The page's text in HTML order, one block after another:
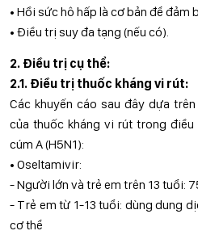
• Hồi sức hô hấp là cơ bản để đảm
• Điều trị suy đa tạng (nếu có).
2. Điều trị cụ thể:
2.1. Điều trị thuốc kháng vi rút:
Các khuyến cáo sau đây dựa
của thuốc kháng vi rút trong điều
cúm A (H5N1):
• Oseltamivir:
- Người lớn và trẻ em trên 13 tuổi:
- Trẻ em từ 1-13 tuổi: dùng dung
cơ thể